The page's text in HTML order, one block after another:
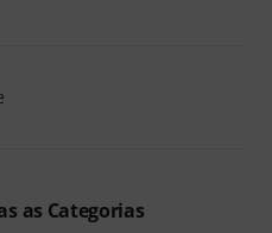
as Categorias